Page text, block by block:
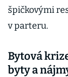
špičkovými
v parteru.
Bytová
byty a